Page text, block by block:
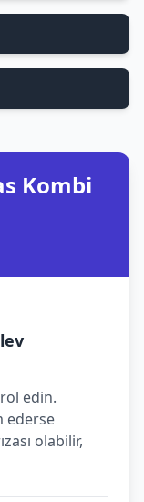
Kombi
edin.
ederse
olabilir,